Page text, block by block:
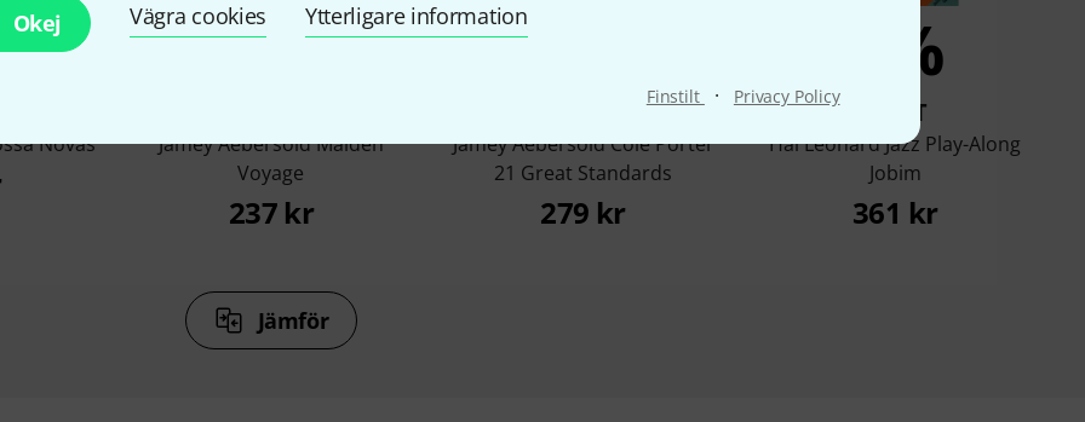
Okej Vägra cookies Ytterligare information
Finstilt · Privacy Policy
Novas
7%
Jamey Aebersold Maiden
Voyage
237 kr
Jamey Aebersold Cole Porter
21 Great Standards
279 kr
5%
KÖPT
Hal Leonard Jazz Play-Along
Jobim
361 kr
Jämför